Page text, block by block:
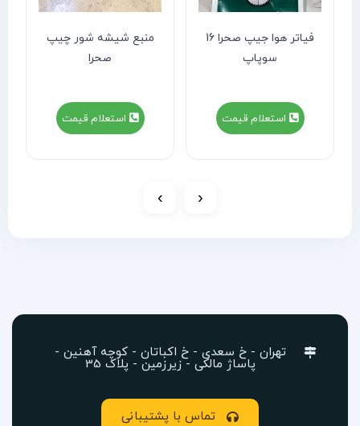
فیاتر هوا جیپ صحرا 16
سوپاپ
استعلام قیمت
منبع شیشه شور چیپ
صحرا
استعلام قیمت
‹
›
تهران - خ سعدی - خ اکباتان - کوچه آهنین -
پاساژ مالکی - زیرزمین - پلاک 35
تماس با پشتیبانی